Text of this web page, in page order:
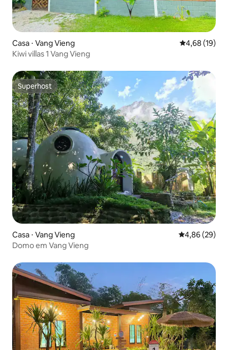
Casa ⋅ Vang Vieng 4,68 de uma
4,68 (19)
Kiwi villas 1 Vang Vieng
Superhost
Superhost
Casa ⋅ Vang Vieng 4,86 de uma
4,86 (29)
Domo em Vang Vieng